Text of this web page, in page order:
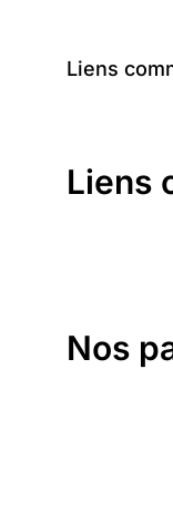
Liens
Liens
Nos